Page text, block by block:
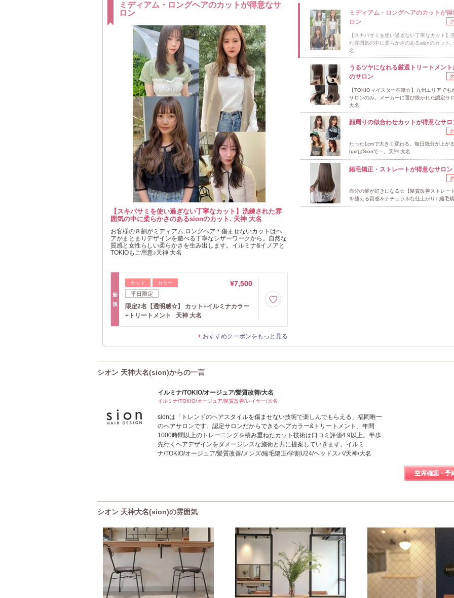
ミディアム・ロングヘアのカットが得意なサ
ロン
【スキバサミを使い過ぎない丁寧なカット】洗練された雰
囲気の中に柔らかさのあるsionのカット. 天神 大名
お客様の８割がミディアム,ロングヘア＊傷ませないカットはヘ
アがまとまりデザインを遊べる丁寧なシザーワークから。自然な
質感と女性らしい柔らかさを生み出します。イルミナ&イノアと
TOKIOもご用意♪天神 大名
新
規
カット カラー
平日限定
¥7,500
限定2名【透明感☆】 カット+イルミナカラー
+トリートメント 天神 大名
おすすめクーポンをもっと見る
ミディアム・ロングヘアのカットが
ロン
【スキバサミを使い過ぎない丁寧なカット】
た雰囲気の中に柔らかさのあるsionのカット.
名
うるツヤになれる厳選トリートメント
のサロン
【TOKIOマイスター在籍☆】九州エリアでも
サロンのみ。メーカーに選び抜かれた認定サ
大名
顔周りの似合わせカットが得意なサロ
たった1cmで大きく変わる。毎日気分が上が
hairはSionで－。天神 大名
縮毛矯正・ストレートが得意なサロン
自分の髪が好きになる☆【髪質改善ストレー
を越える質感＆ナチュラルな仕上がり♪ 縮毛
シオン 天神大名(sion)からの一言
イルミナ/TOKIO/オージュア/髪質改善/大名
イルミナ/TOKIO/オージュア/髪質改善/レイヤー/大名
sionは「トレンドのヘアスタイルを傷ませない技術で楽しんでもらえる」福岡唯一
のヘアサロンです。認定サロンだからできるヘアカラー&トリートメント、年間
1000時間以上のトレーニングを積み重ねたカット技術は口コミ評価4.9以上。半歩
先行くヘアデザインをダメージレスな施術と共に提案していきます。イルミ
ナ/TOKIO/オージュア/髪質改善/メンズ/縮毛矯正/学割U24/ヘッドスパ/天神/大名
空席確認・予
シオン 天神大名(sion)の雰囲気